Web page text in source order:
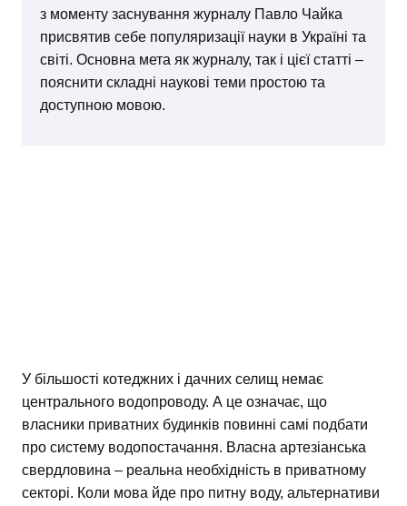
з моменту заснування журналу Павло Чайка
присвятив себе популяризації науки в Україні та
світі. Основна мета як журналу, так і цієї статті –
пояснити складні наукові теми простою та
доступною мовою.
У більшості котеджних і дачних селищ немає
центрального водопроводу. А це означає, що
власники приватних будинків повинні самі подбати
про систему водопостачання. Власна артезіанська
свердловина – реальна необхідність в приватному
секторі. Коли мова йде про питну воду, альтернативи